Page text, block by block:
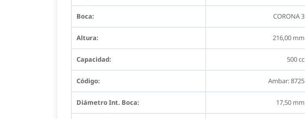
Boca: CORONA 3
Altura: 216,00 mm
Capacidad: 500 cc
Código: Ambar: 8725
Diámetro Int. Boca: 17,50 mm